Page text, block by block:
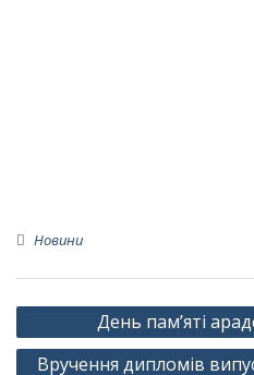
Новини
Навігація
записів День пам’яті
Вручення дипломів